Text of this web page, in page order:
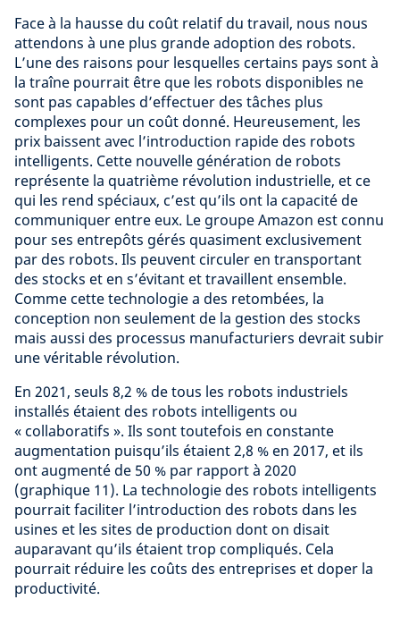
Face à la hausse du coût relatif du travail, nous nous
attendons à une plus grande adoption des robots.
L’une des raisons pour lesquelles certains pays sont à
la traîne pourrait être que les robots disponibles ne
sont pas capables d’effectuer des tâches plus
complexes pour un coût donné. Heureusement, les
prix baissent avec l’introduction rapide des robots
intelligents. Cette nouvelle génération de robots
représente la quatrième révolution industrielle, et ce
qui les rend spéciaux, c’est qu’ils ont la capacité de
communiquer entre eux. Le groupe Amazon est connu
pour ses entrepôts gérés quasiment exclusivement
par des robots. Ils peuvent circuler en transportant
des stocks et en s’évitant et travaillent ensemble.
Comme cette technologie a des retombées, la
conception non seulement de la gestion des stocks
mais aussi des processus manufacturiers devrait subir
une véritable révolution.
En 2021, seuls 8,2 % de tous les robots industriels
installés étaient des robots intelligents ou
« collaboratifs ». Ils sont toutefois en constante
augmentation puisqu’ils étaient 2,8 % en 2017, et ils
ont augmenté de 50 % par rapport à 2020
(graphique 11). La technologie des robots intelligents
pourrait faciliter l’introduction des robots dans les
usines et les sites de production dont on disait
auparavant qu’ils étaient trop compliqués. Cela
pourrait réduire les coûts des entreprises et doper la
productivité.